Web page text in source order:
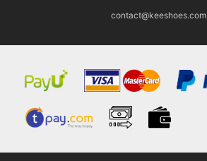
contact@keeshoes.com